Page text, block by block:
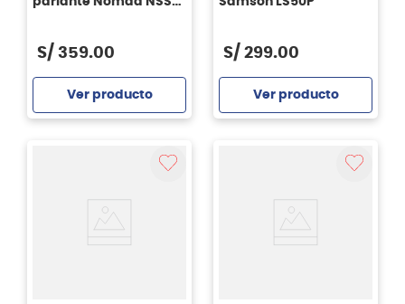
S/ 359.00
Ver producto
S/ 299.00
Ver producto